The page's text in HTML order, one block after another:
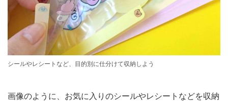
シールやレシートなど、目的別に仕分けて収納しよう
画像のように、お気に入りのシールやレシートなどを収納